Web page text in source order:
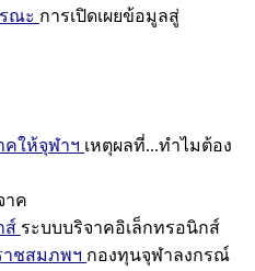
ณะ การเปิดเผยข้อมูลสู่
คให้จุฬาฯ เหตุผลที่...ทำไมต้อง
าค
ส์ ระบบบริจาคอิเล็กทรอนิกส์
ชสมภพฯ กองทุนจุฬาลงกรณ์